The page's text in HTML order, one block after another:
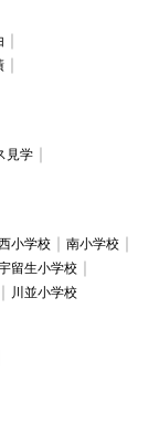
見学
小学校
南小学校
留生小学校
川並小学校